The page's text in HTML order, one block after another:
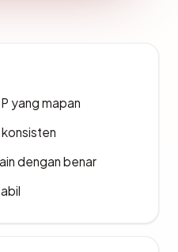
yang mapan
dengan benar